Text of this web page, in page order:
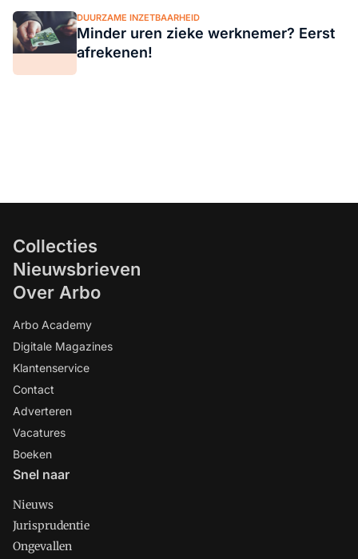
DUURZAME INZETBAARHEID
Minder uren zieke werknemer? Eerst
afrekenen!
Collecties
Nieuwsbrieven
Over Arbo
Arbo Academy
Digitale Magazines
Klantenservice
Contact
Adverteren
Vacatures
Boeken
Snel naar
Nieuws
Jurisprudentie
Ongevallen